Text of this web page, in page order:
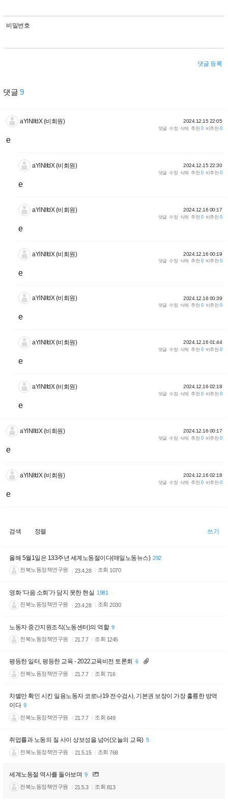
비밀번호
댓글 등록
댓글 9
aYlNlfdX (비회원) 2024.12.15 22:05
댓글 수정 삭제 추천 0 비추천 0
e
aYlNlfdX (비회원) 2024.12.15 22:30
댓글 수정 삭제 추천 0 비추천 0
e
aYlNlfdX (비회원) 2024.12.16 00:17
댓글 수정 삭제 추천 0 비추천 0
e
aYlNlfdX (비회원) 2024.12.16 00:19
댓글 수정 삭제 추천 0 비추천 0
e
aYlNlfdX (비회원) 2024.12.16 00:39
댓글 수정 삭제 추천 0 비추천 0
e
aYlNlfdX (비회원) 2024.12.16 01:44
댓글 수정 삭제 추천 0 비추천 0
e
aYlNlfdX (비회원) 2024.12.16 02:18
댓글 수정 삭제 추천 0 비추천 0
e
aYlNlfdX (비회원) 2024.12.16 00:17
댓글 수정 삭제 추천 0 비추천 0
e
aYlNlfdX (비회원) 2024.12.16 02:18
댓글 수정 삭제 추천 0 비추천 0
e
검색 정렬 쓰기
올해 5월1일은 133주년 세계노동절이다(매일노동뉴스) 292
전북노동정책연구원
23.4.28 조회 1070
영화 ‘다음 소희’가 담지 못한 현실 1981
전북노동정책연구원
23.4.28 조회2030
노동자 중간지원조직(노동센터)의 역할 9
전북노동정책연구원
21.7.7 조회 1245
평등한 일터, 평등한 교육 - 2022교육비전 토론회
6
전북노동정책연구원
21.7.7 조회 716
차별만 확인 시킨 일용노동자 코로나19 전수검사, 기본권 보장이 가장 훌륭한 방역
이다 9
전북노동정책연구원
21.7.7 조회 649
취업률과 노동의 질 사이 상보성을 넘어(오늘의 교육) 5
전북노동정책연구원
21.5.15 조회768
세계노동절 역사를 돌아보며 9
전북노동정책연구원
21.5.3 조회 813